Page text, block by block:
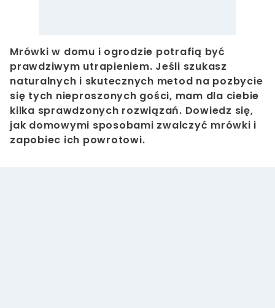
Mrówki w domu i ogrodzie potrafią być
prawdziwym utrapieniem. Jeśli szukasz
naturalnych i skutecznych metod na pozbycie
się tych nieproszonych gości, mam dla ciebie
kilka sprawdzonych rozwiązań. Dowiedz się,
jak domowymi sposobami zwalczyć mrówki i
zapobiec ich powrotowi.